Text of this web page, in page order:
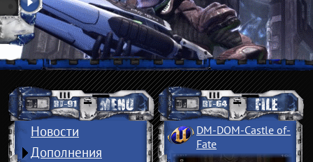
Новости
Дополнения
DM-DOM-Castle of­
Fate